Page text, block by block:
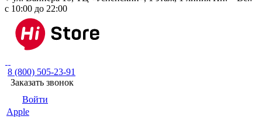
с 10:00 до 22:00
8 (800) 505-23-91
Заказать звонок
Войти
Apple